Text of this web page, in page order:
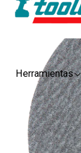
Herramientas